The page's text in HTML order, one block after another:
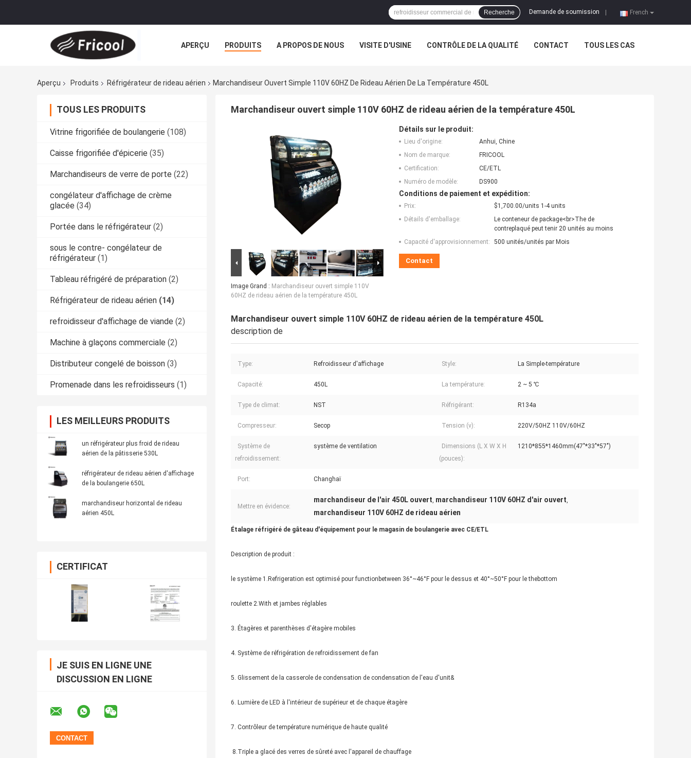
French
Demande de soumission
Recherche
APERÇU PRODUITS A PROPOS DE NOUS VISITE D'USINE CONTRÔLE DE LA QUALITÉ CONTACT TOUS LES CAS
Aperçu Produits Réfrigérateur de rideau aérien Marchandiseur Ouvert Simple 110V 60HZ De Rideau Aérien De La Température 450L
TOUS LES PRODUITS
Vitrine frigorifiée de boulangerie (108)
Caisse frigorifiée d'épicerie (35)
Marchandiseurs de verre de porte (22)
congélateur d'affichage de crème
glacée (34)
Portée dans le réfrigérateur (2)
sous le contre- congélateur de
réfrigérateur (1)
Tableau réfrigéré de préparation (2)
Réfrigérateur de rideau aérien (14)
refroidisseur d'affichage de viande (2)
Machine à glaçons commerciale (2)
Distributeur congelé de boisson (3)
Promenade dans les refroidisseurs (1)
LES MEILLEURS PRODUITS
un réfrigérateur plus froid de rideau
aérien de la pâtisserie 530L
réfrigérateur de rideau aérien d'affichage
de la boulangerie 650L
marchandiseur horizontal de rideau
aérien 450L
CERTIFICAT
JE SUIS EN LIGNE UNE
DISCUSSION EN LIGNE
Marchandiseur ouvert simple 110V 60HZ de rideau aérien de la température 450L
Image Grand : Marchandiseur ouvert simple 110V
60HZ de rideau aérien de la température 450L
Détails sur le produit:
Lieu d'origine:
Anhui, Chine
Nom de marque:
FRICOOL
Certification:
CE/ETL
Numéro de modèle:
DS900
Conditions de paiement et expédition:
Prix:
$1,700.00/units 1-4 units
Détails d'emballage:
Le conteneur de package<br>The de
contreplaqué peut tenir 20 unités au moins
Capacité d'approvisionnement:
500 unités/unités par Mois
Contact
Marchandiseur ouvert simple 110V 60HZ de rideau aérien de la température 450L
description de
Type: Refroidisseur d'affichage Style: La Simple-température
Capacité: 450L La température: 2 ~ 5 ℃
Type de climat: NST Réfrigérant: R134a
Compresseur: Secop Tension (v): 220V/50HZ 110V/60HZ
Système de
refroidissement:
système de ventilation
Dimensions (L X W X H
(pouces):
1210*855*1460mm(47"*33"*57")
Port: Changhaï
Mettre en évidence:
marchandiseur de l'air 450L ouvert, marchandiseur 110V 60HZ d'air ouvert,
marchandiseur 110V 60HZ de rideau aérien
Étalage réfrigéré de gâteau d'équipement pour le magasin de boulangerie avec CE/ETL
Description de produit :
le système 1.Refrigeration est optimisé pour functionbetween 36°~46°F pour le dessus et 40°~50°F pour le thebottom
roulette 2.With et jambes réglables
3. Étagères et parenthèses d'étagère mobiles
4. Système de réfrigération de refroidissement de fan
5. Glissement de la casserole de condensation de condensation de l'eau d'unit&
6. Lumière de LED à l'intérieur de supérieur et de chaque étagère
7. Contrôleur de température numérique de haute qualité
8.Triple a glacé des verres de sûreté avec l'appareil de chauffage